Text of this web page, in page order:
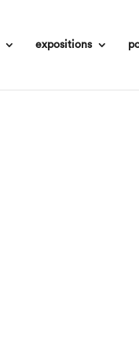
expositions